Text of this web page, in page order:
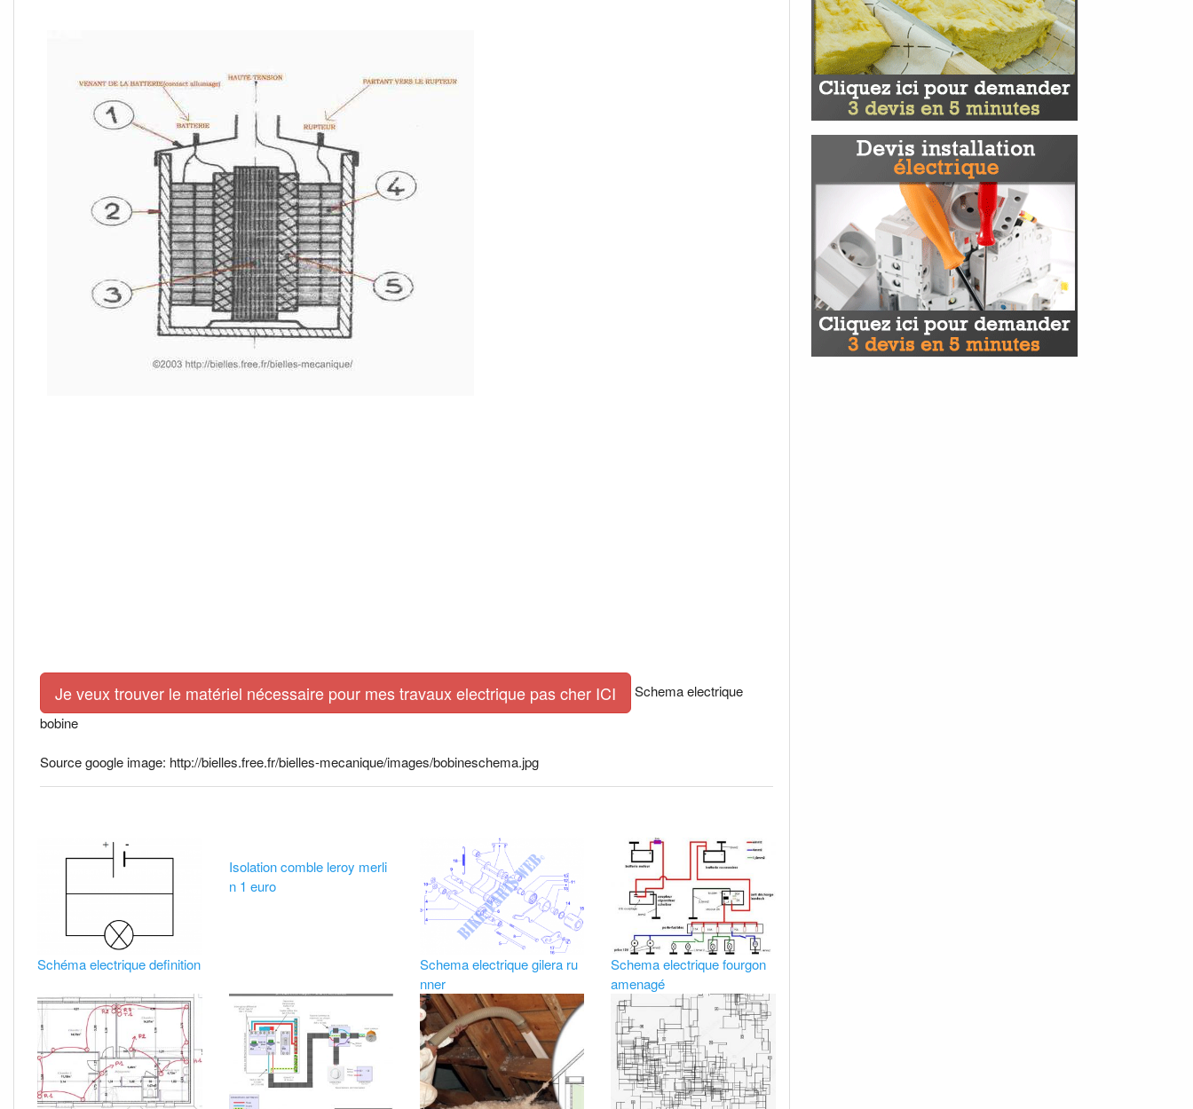
Je veux trouver le matériel nécessaire pour mes travaux electrique pas cher ICI
Schema electrique
bobine
Source google image: http://bielles.free.fr/bielles-mecanique/images/bobineschema.jpg
Schéma electrique definition
Isolation comble leroy merli
n 1 euro
Schema electrique gilera ru
nner
Schema electrique fourgon
amenagé